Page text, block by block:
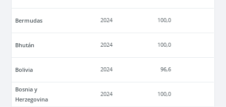
Bermudas 2024 100,0
Bhután 2024 100,0
Bolivia 2024 96,6
Bosnia y
Herzegovina
2024 100,0